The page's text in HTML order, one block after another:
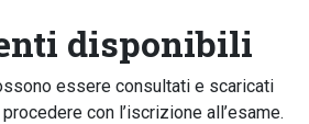
disponibili
essere consultati e scaricati
con l’iscrizione all’esame.